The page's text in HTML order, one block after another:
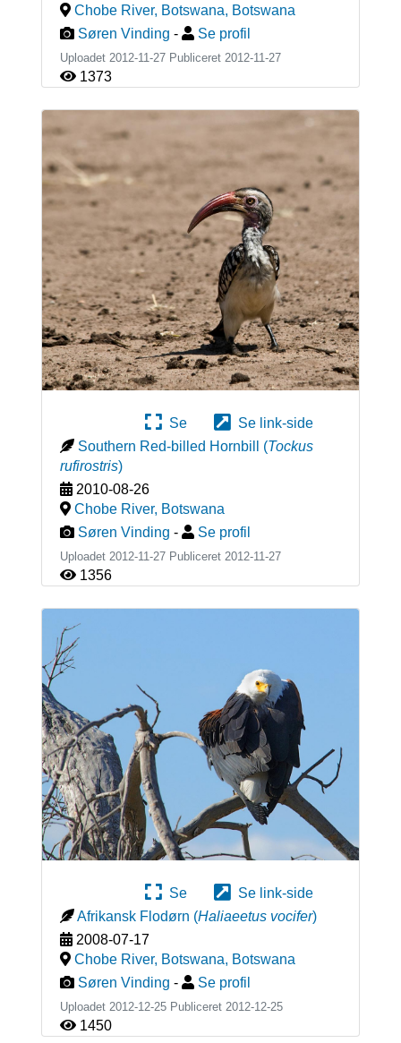
Chobe River, Botswana, Botswana
Søren Vinding - Se profil
Uploadet 2012-11-27 Publiceret 2012-11-27
1373
Se
Se link-side
Southern Red-billed Hornbill
(Tockus
rufirostris)
2010-08-26
Chobe River, Botswana
Søren Vinding - Se profil
Uploadet 2012-11-27 Publiceret 2012-11-27
1356
Se
Se link-side
Afrikansk Flodørn (Haliaeetus vocifer)
2008-07-17
Chobe River, Botswana, Botswana
Søren Vinding - Se profil
Uploadet 2012-12-25 Publiceret 2012-12-25
1450